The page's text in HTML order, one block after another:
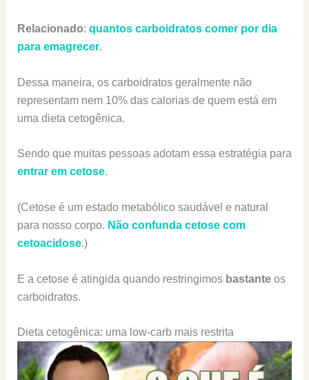
Relacionado: quantos carboidratos comer por dia
para emagrecer.
Dessa maneira, os carboidratos geralmente não
representam nem 10% das calorias de quem está em
uma dieta cetogênica.
Sendo que muitas pessoas adotam essa estratégia para
entrar em cetose.
(Cetose é um estado metabólico saudável e natural
para nosso corpo. Não confunda cetose com
cetoacidose.)
E a cetose é atingida quando restringimos bastanteos
carboidratos.
Dieta cetogênica: uma low-carb mais restrita